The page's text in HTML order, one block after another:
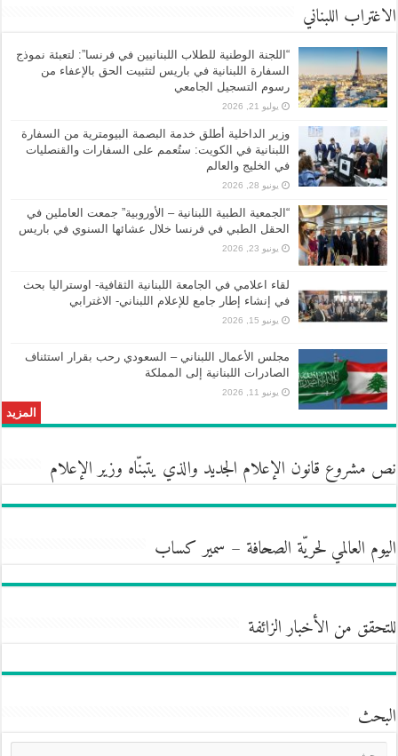
الاغتراب اللبناني
المزيد
“اللجنة الوطنية للطلاب اللبنانيين في فرنسا”: لتعبئة نموذج
السفارة اللبنانية في باريس لتثبيت الحق بالإعفاء من
رسوم التسجيل الجامعي
يوليو 21, 2026
وزير الداخلية أطلق خدمة البصمة البيومترية من السفارة
اللبنانية في الكويت: ستُعمم على السفارات والقنصليات
في الخليج والعالم
يونيو 28, 2026
“الجمعية الطبية اللبنانية – الأوروبية” جمعت العاملين في
الحقل الطبي في فرنسا خلال عشائها السنوي في باريس
يونيو 23, 2026
لقاء اعلامي في الجامعة اللبنانية الثقافية- اوستراليا بحث
في إنشاء إطار جامع للإعلام اللبناني- الاغترابي
يونيو 15, 2026
مجلس الأعمال اللبناني – السعودي رحب بقرار استئناف
الصادرات اللبنانية إلى المملكة
يونيو 11, 2026
نص مشروع قانون الإعلام الجديد والذي يتبنّاه وزير الإعلام
اليوم العالمي لحريّة الصحافة – سمير كساب
للتحقق من الأخبار الزائفة
البحث